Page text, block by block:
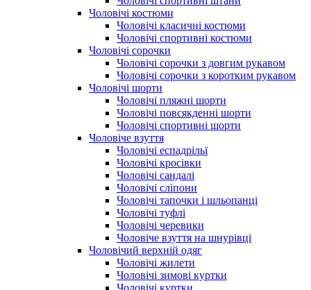
Чоловічі костюми
Чоловічі класичні костюми
Чоловічі спортивні костюми
Чоловічі сорочки
Чоловічі сорочки з довгим рукавом
Чоловічі сорочки з коротким рукавом
Чоловічі шорти
Чоловічі пляжні шорти
Чоловічі повсякденні шорти
Чоловічі спортивні шорти
Чоловіче взуття
Чоловічі еспадрільї
Чоловічі кросівки
Чоловічі сандалі
Чоловічі сліпони
Чоловічі тапочки і шльопанці
Чоловічі туфлі
Чоловічі черевики
Чоловіче взуття на шнурівці
Чоловічий верхній одяг
Чоловічі жилети
Чоловічі зимові куртки
Чоловічі куртки